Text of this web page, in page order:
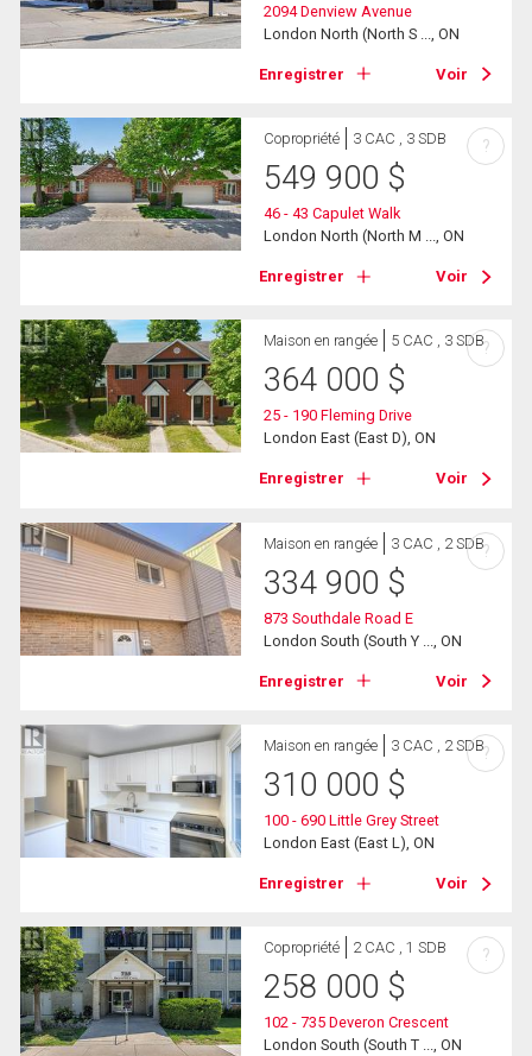
2094 Denview Avenue
London North (North S ..., ON
Enregistrer Voir
Copropriété 3 CAC , 3 SDB
549 900 $
46 - 43 Capulet Walk
London North (North M ..., ON
Enregistrer Voir
?
Maison en rangée 5 CAC , 3 SDB
364 000 $
25 - 190 Fleming Drive
London East (East D), ON
Enregistrer Voir
?
Maison en rangée 3 CAC , 2 SDB
334 900 $
873 Southdale Road E
London South (South Y ..., ON
Enregistrer Voir
?
Maison en rangée 3 CAC , 2 SDB
310 000 $
100 - 690 Little Grey Street
London East (East L), ON
Enregistrer Voir
?
Copropriété 2 CAC , 1 SDB
258 000 $
102 - 735 Deveron Crescent
London South (South T ..., ON
?